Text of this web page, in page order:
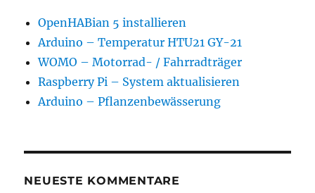
OpenHABian 5 installieren
Arduino – Temperatur HTU21 GY-21
WOMO – Motorrad- / Fahrradträger
Raspberry Pi – System aktualisieren
Arduino – Pflanzenbewässerung
NEUESTE KOMMENTARE